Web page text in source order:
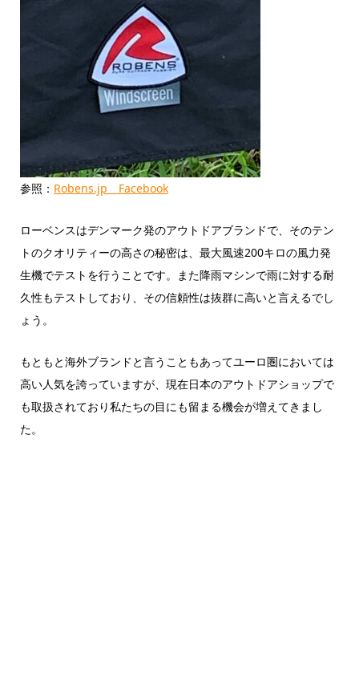
参照： Robens.jp Facebook
ローベンスはデンマーク発のアウトドアブランドで、そのテン
トのクオリティーの高さの秘密は、最大風速200キロの風力発
生機でテストを行うことです。また降雨マシンで雨に対する耐
久性もテストしており、その信頼性は抜群に高いと言えるでし
ょう。
もともと海外ブランドと言うこともあってユーロ圏においては
高い人気を誇っていますが、現在日本のアウトドアショップで
も取扱されており私たちの目にも留まる機会が増えてきまし
た。